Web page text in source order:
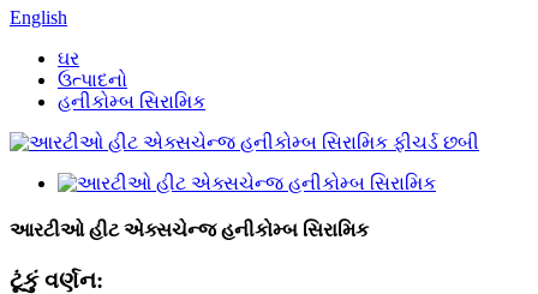
English
ઘર
ઉત્પાદનો
હનીકોમ્બ સિરામિક
આરટીઓ હીટ એક્સચેન્જ હનીકોમ્બ સિરામિક
ટૂંકું વર્ણન: